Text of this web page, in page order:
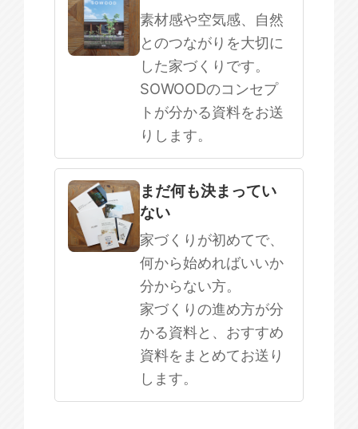
素材感や空気感、自然
とのつながりを大切に
した家づくりです。
SOWOODのコンセプ
トが分かる資料をお送
りします。
まだ何も決まってい
ない
家づくりが初めてで、
何から始めればいいか
分からない方。
家づくりの進め方が分
かる資料と、おすすめ
資料をまとめてお送り
します。